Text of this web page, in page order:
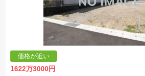
価格が近い
1622万3000円